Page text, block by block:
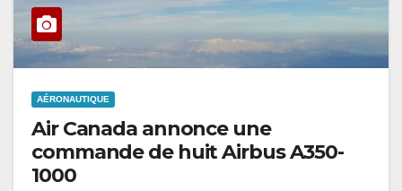
AÉRONAUTIQUE
Air Canada annonce une
commande de huit Airbus A350-
1000